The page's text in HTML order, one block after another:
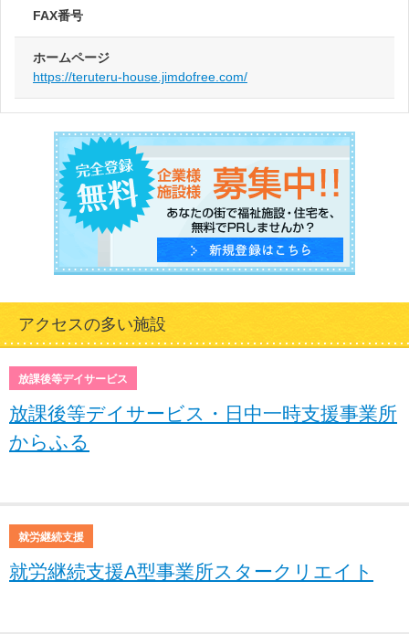
FAX番号
ホームページ
https://teruteru-house.jimdofree.com/
アクセスの多い施設
放課後等デイサービス
放課後等デイサービス・日中一時支援事業所
からふる
就労継続支援
就労継続支援A型事業所スタークリエイト